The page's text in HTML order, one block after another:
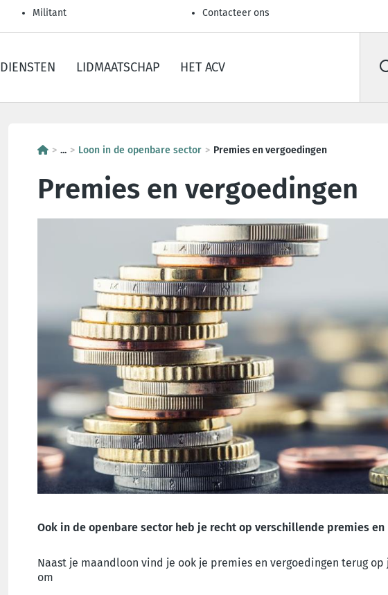
Militant Contacteer ons
DIENSTEN LIDMAATSCHAP HET ACV Zoek
... Loon in de openbare sector Premies en vergoedingen
Premies en vergoedingen
Ook in de openbare sector heb je recht op verschillende premies
Naast je maandloon vind je ook je premies en vergoedingen terug op
om